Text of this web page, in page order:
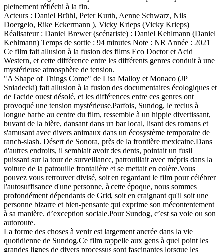
pleinement réfléchi à la fin.
Acteurs : Daniel Brühl, Peter Kurth, Aenne Schwarz, Nils
Doergelo, Rike Eckermann ), Vicky Krieps (Vicky Krieps)
Réalisateur : Daniel Brewer (scénariste) : Daniel Kehlmann (Daniel
Kehlmann) Temps de sortie : 94 minutes Note : NR Année : 2021
Ce film fait allusion à la fusion des films Eco Doctor et Acid
Western, et cette différence entre les différents genres conduit à une
mystérieuse atmosphère de tension.
"A Shape of Things Come" de Lisa Malloy et Monaco (JP
Sniadecki) fait allusion à la fusion des documentaires écologiques et
de l'acide ouest désolé, et les différences entre ces genres ont
provoqué une tension mystérieuse.Parfois, Sundog, le reclus à
longue barbe au centre du film, ressemble à un hippie divertissant,
buvant de la bière, dansant dans un bar local, lisant des romans et
s'amusant avec divers animaux dans un écosystème temporaire de
ranch-slash. Désert de Sonora, près de la frontière mexicaine.Dans
d'autres endroits, il semblait avoir des dents, pointait un fusil
puissant sur la tour de surveillance, patrouillait avec mépris dans la
voiture de la patrouille frontalière et se mettait en colère.Vous
pouvez vous retrouver divisé, soit en regardant le film pour célébrer
l'autosuffisance d'une personne, à cette époque, nous sommes
profondément dépendants de Grid, soit en craignant qu'il soit une
personne bizarre et bien-pensante qui exprime son mécontentement
à sa manière. d’exception sociale.Pour Sundog, c’est sa voie ou son
autoroute.
La forme des choses à venir est largement ancrée dans la vie
quotidienne de Sundog.Ce film rappelle aux gens à quel point les
grandes lignes de divers processus sont fascinantes lorsque les